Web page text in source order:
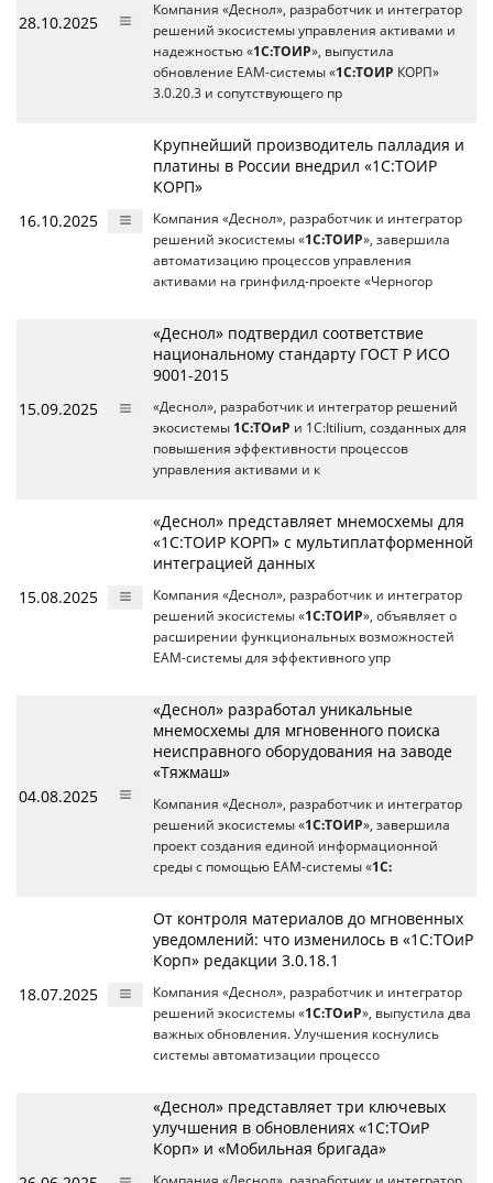
28.10.2025
Компания «Деснол», разработчик и интегратор
решений экосистемы управления активами и
надежностью «1С:ТОИР», выпустила
обновление EAM-системы «1С:ТОИР КОРП»
3.0.20.3 и сопутствующего пр
16.10.2025
Крупнейший производитель палладия и
платины в России внедрил «1С:ТОИР
КОРП»
Компания «Деснол», разработчик и интегратор
решений экосистемы «1С:ТОИР», завершила
автоматизацию процессов управления
активами на гринфилд-проекте «Черногор
15.09.2025
«Деснол» подтвердил соответствие
национальному стандарту ГОСТ Р ИСО
9001-2015
«Деснол», разработчик и интегратор решений
экосистемы 1С:ТОиР и 1С:Itilium, созданных для
повышения эффективности процессов
управления активами и к
15.08.2025
«Деснол» представляет мнемосхемы для
«1С:ТОИР КОРП» с мультиплатформенной
интеграцией данных
Компания «Деснол», разработчик и интегратор
решений экосистемы «1С:ТОИР», объявляет о
расширении функциональных возможностей
EAM-системы для эффективного упр
04.08.2025
«Деснол» разработал уникальные
мнемосхемы для мгновенного поиска
неисправного оборудования на заводе
«Тяжмаш»
Компания «Деснол», разработчик и интегратор
решений экосистемы «1С:ТОИР», завершила
проект создания единой информационной
среды с помощью EAM-системы «1С:
18.07.2025
От контроля материалов до мгновенных
уведомлений: что изменилось в «1С:ТОиР
Корп» редакции 3.0.18.1
Компания «Деснол», разработчик и интегратор
решений экосистемы «1С:ТОиР», выпустила два
важных обновления. Улучшения коснулись
системы автоматизации процессо
«Деснол» представляет три ключевых
улучшения в обновлениях «1С:ТОиР
Корп» и «Мобильная бригада»